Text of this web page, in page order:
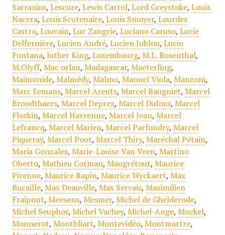
Sarrazins, Lescure, Lewis Carrol, Lord Greystoke, Louis
Nacera, Louis Scutenaire, Louis Smoyer, Lourdes
Castro, Louvain, Luc Zangrie, Luciano Caruso, Lucie
Delfernière, Lucien André, Lucien Jublou, Lucio
Fontana, luther King, Luxembourg, M.L. Rosenthal,
M.Olyff, Mac orlan, Madagascar, Maeterling,
Maimonide, Malmédy, Malmo, Manuel Viola, Manzoni,
Marc Eemans, Marcel Arents, Marcel Baugniet, Marcel
Broodthaers, Marcel Deprez, Marcel Dufour, Marcel
Florkin, Marcel Havrenne, Marcel Jean, Marcel
Lefrancq, Marcel Marien, Marcel Parfondry, Marcel
Piqueray, Marcel Poot, Marcel Thiry, Maréchal Pétain,
Maria Gonzales, Marie-Louise Van Veen, Martino
Oberto, Mathieu Corman, Maugrétout, Maurice
Pirenne, Maurice Rapin, Maurice Wyckaert, Max
Bucaille, Max Deauville, Max Servais, Maximilien
Fraipont, Meesens, Mesmer, Michel de Ghelderode,
Michel Seuphor, Michel Vachey, Michel-Ange, Mockel,
Monnerot, Montbliart, Montevidéo, Montmartre,